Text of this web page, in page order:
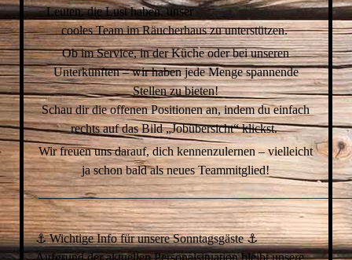
Leuten, die Lust haben, unser
cooles Team im Räucherhaus zu unterstützen.
Ob im Service, in der Küche oder bei unseren
Unterkünften – wir haben jede Menge spannende
Stellen zu bieten!
Schau dir die offenen Positionen an, indem du einfach
rechts auf das Bild „Jobübersicht“ klickst.
Wir freuen uns darauf, dich kennenzulernen – vielleicht
ja schon bald als neues Teammitglied!
⚓️ Wichtige Info für unsere Sonntagsgäste ⚓️
Aufgrund der aktuellen Personalsituation bleibt unsere